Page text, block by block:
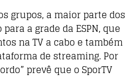
grupos, a maior parte dos
a grade da ESPN, que
na TV a cabo e também
de streaming. Por
prevê que o SporTV